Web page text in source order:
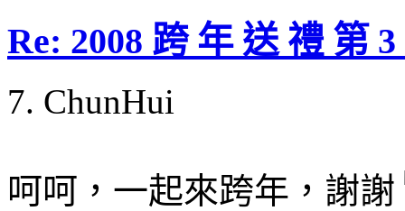
Re: 2008 跨 年 送 禮 第
7. ChunHui
呵呵，一起來跨年，謝謝